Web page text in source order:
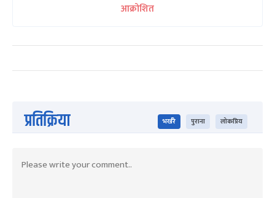
आक्रोशित
प्रतिक्रिया भर्खरै पुराना लोकप्रिय